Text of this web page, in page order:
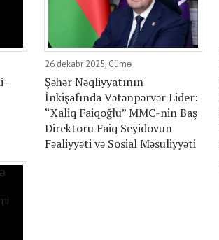
-
26 dekabr 2025, Cümə
Şəhər Nəqliyyatının
İnkişafında Vətənpərvər Lider:
“Xaliq Faiqoğlu” MMC-nin Baş
Direktoru Faiq Seyidovun
Fəaliyyəti və Sosial Məsuliyyəti